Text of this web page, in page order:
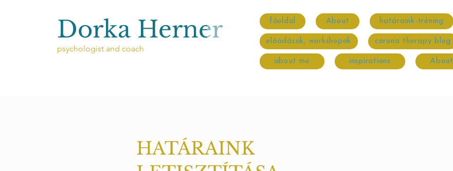
Dorka Herner
psychologist and coach
főoldal About határaink-tréning
előadások, workshopok corona therapy blog
about me inspirations About
HATÁRAINK